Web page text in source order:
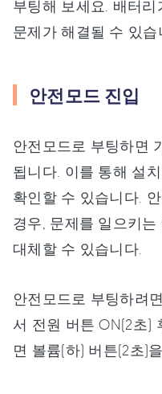
부팅해 보세요. 배터
문제가 해결될 수 있습
안전모드 진입
안전모드로 부팅하면
됩니다. 이를 통해 설
확인할 수 있습니다.
경우, 문제를 일으키
대체할 수 있습니다.
안전모드로 부팅하려
서 전원 버튼 ON(2초)
면 볼륨(하) 버튼(2초)